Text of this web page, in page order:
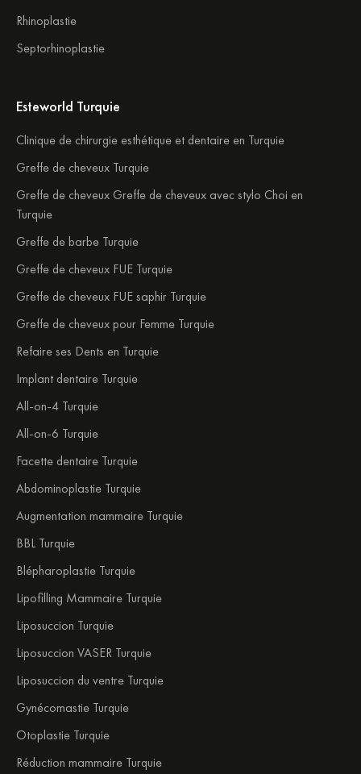
Rhinoplastie
Septorhinoplastie
Esteworld Turquie
Clinique de chirurgie esthétique et dentaire en Turquie
Greffe de cheveux Turquie
Greffe de cheveux Greffe de cheveux avec stylo Choi en
Turquie
Greffe de barbe Turquie
Greffe de cheveux FUE Turquie
Greffe de cheveux FUE saphir Turquie
Greffe de cheveux pour Femme Turquie
Refaire ses Dents en Turquie
Implant dentaire Turquie
All-on-4 Turquie
All-on-6 Turquie
Facette dentaire Turquie
Abdominoplastie Turquie
Augmentation mammaire Turquie
BBL Turquie
Blépharoplastie Turquie
Lipofilling Mammaire Turquie
Liposuccion Turquie
Liposuccion VASER Turquie
Liposuccion du ventre Turquie
Gynécomastie Turquie
Otoplastie Turquie
Réduction mammaire Turquie